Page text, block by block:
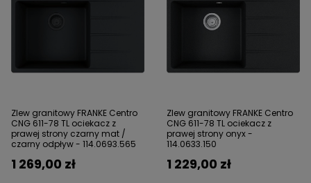
Zlew granitowy FRANKE Centro
CNG 611-78 TL ociekacz z
prawej strony czarny mat /
czarny odpływ - 114.0693.565
1 269,00 zł
Zlew granitowy FRANKE Centro
CNG 611-78 TL ociekacz z
prawej strony onyx -
114.0633.150
1 229,00 zł